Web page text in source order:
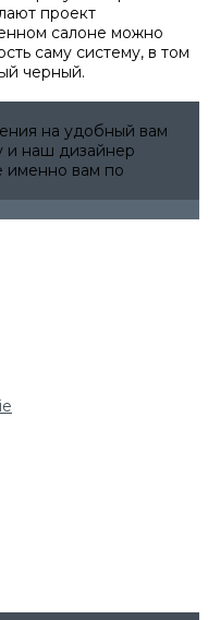
проект
салоне можно
саму систему, в том
черный.
на удобный вам
и наш дизайнер
именно вам по